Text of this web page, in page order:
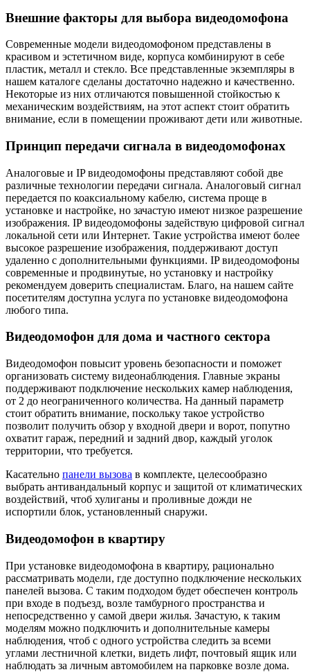
Внешние факторы для выбора видеодомофона
Современные модели видеодомофоном представлены в
красивом и эстетичном виде, корпуса комбинируют в себе
пластик, металл и стекло. Все представленные экземпляры в
нашем каталоге сделаны достаточно надежно и качественно.
Некоторые из них отличаются повышенной стойкостью к
механическим воздействиям, на этот аспект стоит обратить
внимание, если в помещении проживают дети или животные.
Принцип передачи сигнала в видеодомофонах
Аналоговые и IP видеодомофоны представляют собой две
различные технологии передачи сигнала. Аналоговый сигнал
передается по коаксиальному кабелю, система проще в
установке и настройке, но зачастую имеют низкое разрешение
изображения. IP видеодомофоны задействую цифровой сигнал
локальной сети или Интернет. Такие устройства имеют более
высокое разрешение изображения, поддерживают доступ
удаленно с дополнительными функциями. IP видеодомофоны
современные и продвинутые, но установку и настройку
рекомендуем доверить специалистам. Благо, на нашем сайте
посетителям доступна услуга по установке видеодомофона
любого типа.
Видеодомофон для дома и частного сектора
Видеодомофон повысит уровень безопасности и поможет
организовать систему видеонаблюдения. Главные экраны
поддерживают подключение нескольких камер наблюдения,
от 2 до неограниченного количества. На данный параметр
стоит обратить внимание, поскольку такое устройство
позволит получить обзор у входной двери и ворот, попутно
охватит гараж, передний и задний двор, каждый уголок
территории, что требуется.
Касательно панели вызова в комплекте, целесообразно
выбрать антивандальный корпус и защитой от климатических
воздействий, чтоб хулиганы и проливные дожди не
испортили блок, установленный снаружи.
Видеодомофон в квартиру
При установке видеодомофона в квартиру, рационально
рассматривать модели, где доступно подключение нескольких
панелей вызова. С таким подходом будет обеспечен контроль
при входе в подъезд, возле тамбурного пространства и
непосредственно у самой двери жилья. Зачастую, к таким
моделям можно подключить и дополнительные камеры
наблюдения, чтоб с одного устройства следить за всеми
углами лестничной клетки, видеть лифт, почтовый ящик или
наблюдать за личным автомобилем на парковке возле дома.